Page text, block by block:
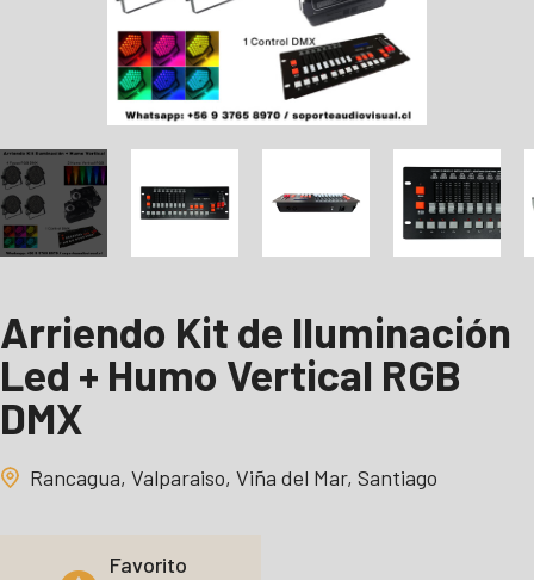
Arriendo Kit de Iluminación
Led + Humo Vertical RGB
DMX
Rancagua, Valparaiso, Viña del Mar, Santiago
Favorito